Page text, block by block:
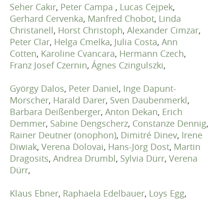
Seher Cakır, Peter Campa , Lucas Cejpek,
Gerhard Cervenka, Manfred Chobot, Linda
Christanell, Horst Christoph, Alexander Cimzar,
Peter Clar, Helga Cmelka, Julia Costa, Ann
Cotten, Karoline Cvancara, Hermann Czech,
Franz Josef Czernin, Ágnes Czingulszki,
György Dalos, Peter Daniel, Inge Dapunt-
Morscher, Harald Darer, Sven Daubenmerkl,
Barbara Deißenberger, Anton Dekan, Erich
Demmer, Sabine Dengscherz, Constanze Dennig,
Rainer Deutner (onophon), Dimitré Dinev, Irene
Diwiak, Verena Dolovai, Hans-Jörg Dost, Martin
Dragosits, Andrea Drumbl, Sylvia Dürr, Verena
Dürr,
Klaus Ebner, Raphaela Edelbauer, Loys Egg,